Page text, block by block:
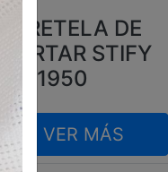
DE
STIFY
1950
VER MÁS